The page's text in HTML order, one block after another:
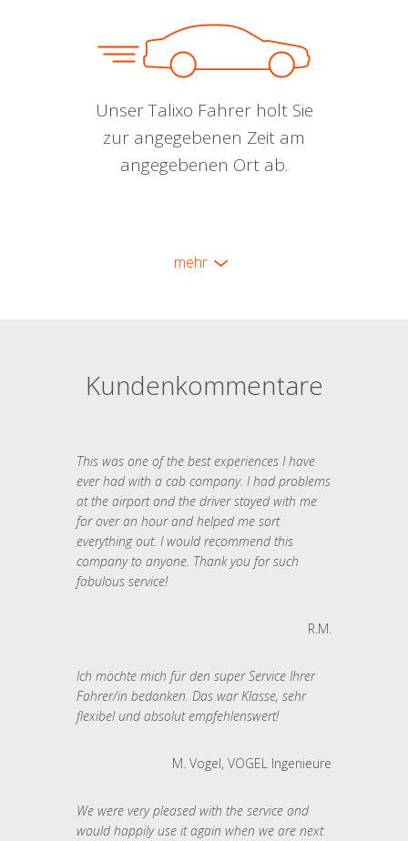
Unser Talixo Fahrer holt Sie
zur angegebenen Zeit am
angegebenen Ort ab.
mehr
Kundenkommentare
This was one of the best experiences I have
ever had with a cab company. I had problems
at the airport and the driver stayed with me
for over an hour and helped me sort
everything out. I would recommend this
company to anyone. Thank you for such
fabulous service!
R.M.
Ich möchte mich für den super Service Ihrer
Fahrer/in bedanken. Das war Klasse, sehr
flexibel und absolut empfehlenswert!
M. Vogel, VOGEL Ingenieure
We were very pleased with the service and
would happily use it again when we are next